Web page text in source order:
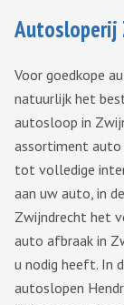
Autosloperij
Voor goedkope
natuurlijk het
autosloop in
assortiment auto
tot volledige
aan uw auto, in
Zwijndrecht het
auto afbraak in
u nodig heeft. In
autoslopen